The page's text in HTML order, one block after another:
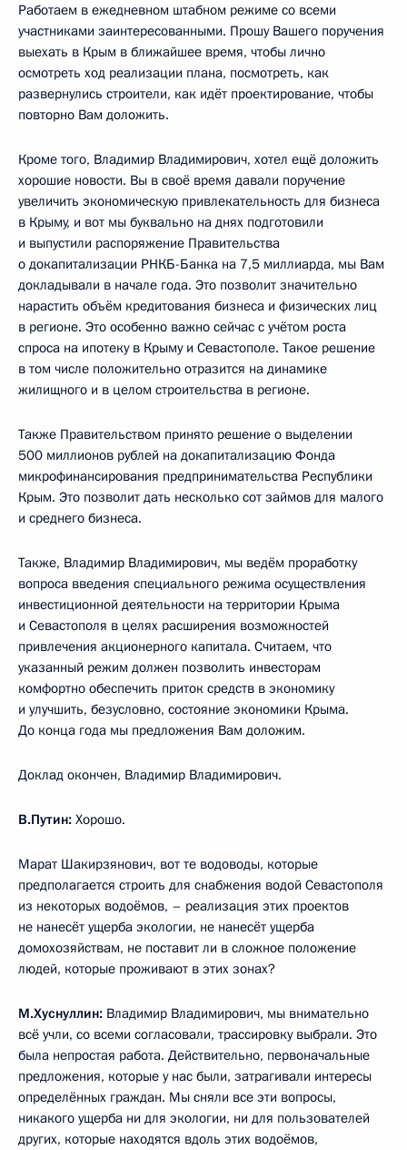
Работаем в ежедневном штабном режиме со всеми
участниками заинтересованными. Прошу Вашего поручения
выехать в Крым в ближайшее время, чтобы лично
осмотреть ход реализации плана, посмотреть, как
развернулись строители, как идёт проектирование, чтобы
повторно Вам доложить.
Кроме того, Владимир Владимирович, хотел ещё доложить
хорошие новости. Вы в своё время давали поручение
увеличить экономическую привлекательность для бизнеса
в Крыму, и вот мы буквально на днях подготовили
и выпустили распоряжение Правительства
о докапитализации РНКБ-Банка на 7,5 миллиарда, мы Вам
докладывали в начале года. Это позволит значительно
нарастить объём кредитования бизнеса и физических лиц
в регионе. Это особенно важно сейчас с учётом роста
спроса на ипотеку в Крыму и Севастополе. Такое решение
в том числе положительно отразится на динамике
жилищного и в целом строительства в регионе.
Также Правительством принято решение о выделении
500 миллионов рублей на докапитализацию Фонда
микрофинансирования предпринимательства Республики
Крым. Это позволит дать несколько сот займов для малого
и среднего бизнеса.
Также, Владимир Владимирович, мы ведём проработку
вопроса введения специального режима осуществления
инвестиционной деятельности на территории Крыма
и Севастополя в целях расширения возможностей
привлечения акционерного капитала. Считаем, что
указанный режим должен позволить инвесторам
комфортно обеспечить приток средств в экономику
и улучшить, безусловно, состояние экономики Крыма.
До конца года мы предложения Вам доложим.
Доклад окончен, Владимир Владимирович.
В.Путин: Хорошо.
Марат Шакирзянович, вот те водоводы, которые
предполагается строить для снабжения водой Севастополя
из некоторых водоёмов, – реализация этих проектов
не нанесёт ущерба экологии, не нанесёт ущерба
домохозяйствам, не поставит ли в сложное положение
людей, которые проживают в этих зонах?
М.Хуснуллин: Владимир Владимирович, мы внимательно
всё учли, со всеми согласовали, трассировку выбрали. Это
была непростая работа. Действительно, первоначальные
предложения, которые у нас были, затрагивали интересы
определённых граждан. Мы сняли все эти вопросы,
никакого ущерба ни для экологии, ни для пользователей
других, которые находятся вдоль этих водоёмов,